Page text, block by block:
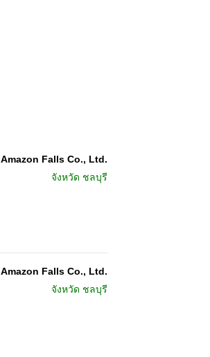
Amazon Falls Co., Ltd.
จังหวัด ชลบุรี
Amazon Falls Co., Ltd.
จังหวัด ชลบุรี